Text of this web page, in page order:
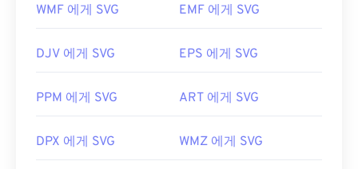
최초 출시:1991년
에서 XML 관련 텍스트를 볼 수 있습니다.
Adobe 프로그램을 사용하여 SVG 파일을 열고 편집
인용SVG 키트를
설치하세요. 몇 가지 온라인 도구를
닌 파일 형식으로 변환하려면SVG to GIF또는
WMF 에게 SVG EMF 에게 SVG
DJV 에게 SVG EPS 에게 SVG
PPM 에게 SVG ART 에게 SVG
DPX 에게 SVG WMZ 에게 SVG